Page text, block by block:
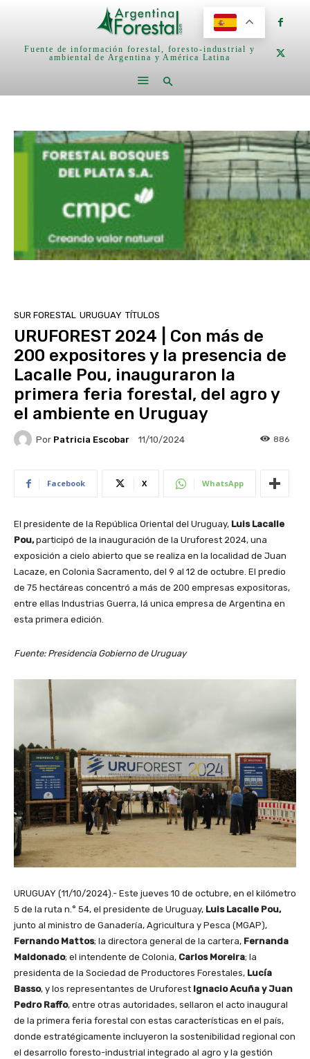
Fuente de información forestal, foresto-industrial y
ambiental de Argentina y América Latina
SUR FORESTAL URUGUAY TÍTULOS
URUFOREST 2024 | Con más de
200 expositores y la presencia de
Lacalle Pou, inauguraron la
primera feria forestal, del agro y
el ambiente en Uruguay
Por Patricia Escobar 11/10/2024 886
Facebook X WhatsApp
El presidente de la República Oriental del Uruguay, Luis Lacalle
Pou,participó de la inauguración de la Uruforest 2024, una
exposición a cielo abierto que se realiza en la localidad de Juan
Lacaze, en Colonia Sacramento, del 9 al 12 de octubre. El predio
de 75 hectáreas concentró a más de 200 empresas expositoras,
entre ellas Industrias Guerra, lá unica empresa de Argentina en
esta primera edición.
Fuente: Presidencia Gobierno de Uruguay
URUGUAY (11/10/2024).- Este jueves 10 de octubre, en el kilómetro
5 de la ruta n.° 54, el presidente de Uruguay, Luis Lacalle Pou,
junto al ministro de Ganadería, Agricultura y Pesca (MGAP),
Fernando Mattos; la directora general de la cartera, Fernanda
Maldonado; el intendente de Colonia, Carlos Moreira; la
presidenta de la Sociedad de Productores Forestales, Lucía
Basso, y los representantes de Uruforest Ignacio Acuña y Juan
Pedro Raffo, entre otras autoridades, sellaron el acto inaugural
de la primera feria forestal con estas características en el país,
donde estratégicamente incluyeron la sostenibilidad regional con
el desarrollo foresto-industrial integrado al agro y la gestión